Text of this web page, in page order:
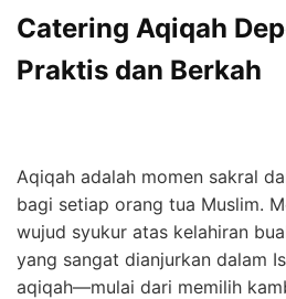
Catering Aqiqah
Praktis dan Berkah
Aqiqah adalah momen sakral
bagi setiap orang tua Muslim.
wujud syukur atas kelahiran
yang sangat dianjurkan dalam
aqiqah—mulai dari memilih